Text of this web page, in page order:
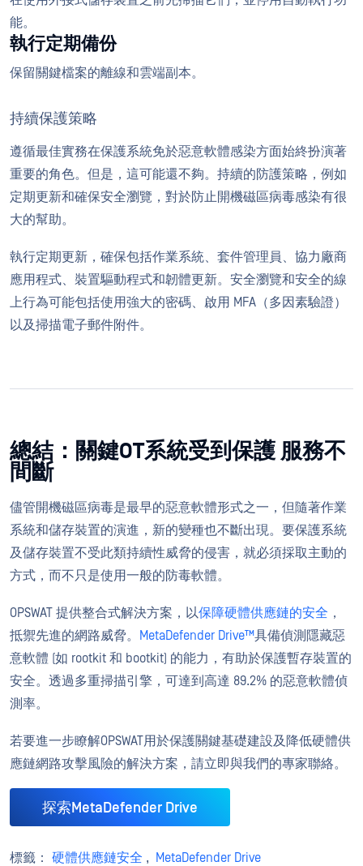
能。
執行定期備份
保留關鍵檔案的離線和雲端副本。
持續保護策略
遵循最佳實務在保護系統免於惡意軟體感染方面始終扮演著
重要的角色。但是，這可能還不夠。持續的防護策略，例如
定期更新和確保安全瀏覽，對於防止開機磁區病毒感染有很
大的幫助。
執行定期更新，確保包括作業系統、套件管理員、協力廠商
應用程式、裝置驅動程式和韌體更新。安全瀏覽和安全的線
上行為可能包括使用強大的密碼、啟用 MFA（多因素驗證）
以及掃描電子郵件附件。
總結：關鍵OT系統受到保護 服務不
間斷
儘管開機磁區病毒是最早的惡意軟體形式之一，但隨著作業
系統和儲存裝置的演進，新的變種也不斷出現。要保護系統
及儲存裝置不受此類持續性威脅的侵害，就必須採取主動的
方式，而不只是使用一般的防毒軟體。
OPSWAT 提供整合式解決方案，以保障硬體供應鏈的安全 ，
抵禦先進的網路威脅。
MetaDefender Drive™具備偵測隱藏惡
意軟體 (如 rootkit 和 bootkit) 的能力，有助於保護暫存裝置的
安全。透過多重掃描引擎，可達到高達 89.2% 的惡意軟體偵
測率。
若要進一步瞭解OPSWAT用於保護關鍵基礎建設及降低硬體供
應鏈網路攻擊風險的解決方案，請立即與我們的專家聯絡。
探索MetaDefender Drive
標籤： 硬體供應鏈安全 , MetaDefender Drive